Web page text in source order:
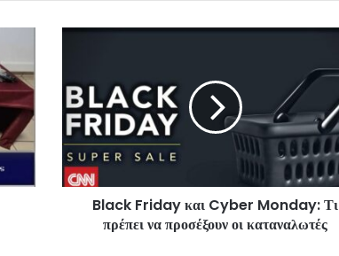
Black Friday και Cyber Monday: Τι
πρέπει να προσέξουν οι καταναλωτές